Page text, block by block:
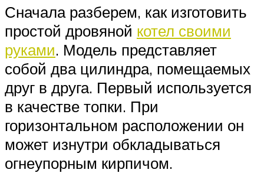
Сначала разберем, как изготовить
простой дровяной котел своими
руками. Модель представляет
собой два цилиндра, помещаемых
друг в друга. Первый используется
в качестве топки. При
горизонтальном расположении он
может изнутри обкладываться
огнеупорным кирпичом.